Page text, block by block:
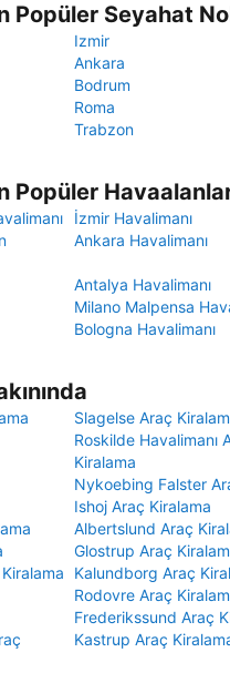
Popüler Seyahat
Izmir
Ankara
Bodrum
Roma
Trabzon
Popüler
İzmir Havalimanı
Ankara Havalimanı
Antalya Havalimanı
Milano Malpensa
Bologna Havalimanı
Slagelse Araç
Roskilde Havalimanı
Kiralama
Nykoebing Falster
Ishoj Araç Kiralama
Albertslund Araç
Glostrup Araç
Kalundborg Araç
Rodovre Araç
Frederikssund Araç
Kastrup Araç